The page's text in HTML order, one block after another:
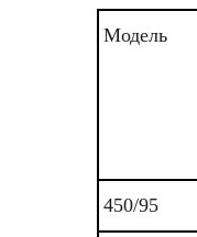
Модель
450/95